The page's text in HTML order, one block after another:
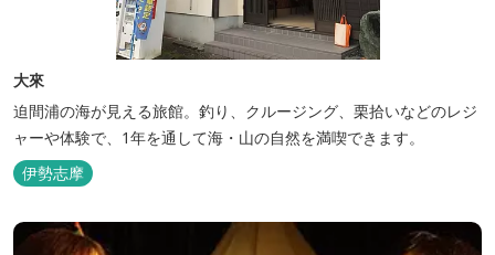
大來
迫間浦の海が見える旅館。釣り、クルージング、栗拾いなどのレジ
ャーや体験で、1年を通して海・山の自然を満喫できます。
伊勢志摩